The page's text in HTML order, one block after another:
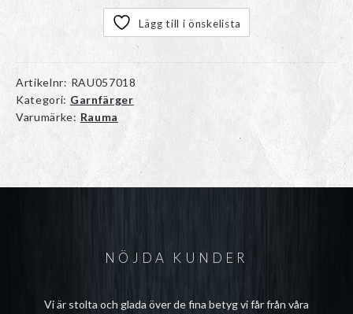
Lägg till i önskelista
Artikelnr: RAU057018
Kategori: Garnfärger
Varumärke: Rauma
NÖJDA KUNDER
Vi är stolta och glada över de fina betyg vi får från våra